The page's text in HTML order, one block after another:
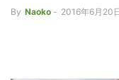
By Naoko - 2016年6月20